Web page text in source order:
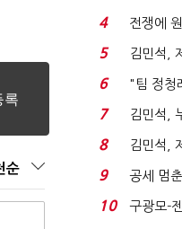
순
는 추가
4
전쟁에
에너지안
5
김민석,
'1위 탈
6
"팀 정청
주 최고
7
김민석,
청래와
8
김민석,
위'(1보)...
9
공세 멈
가 수습"
10
구광모-